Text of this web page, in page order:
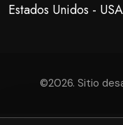
Estados Unidos - USA
©2026. Sitio